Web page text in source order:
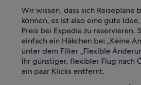
Wir wissen, dass sich Reisepläne
können, es ist also eine gute
Preis bei Expedia zu reservieren.
einfach ein Häkchen bei „Keine
unter dem Filter „Flexible
Ihr günstiger, flexibler Flug nach
ein paar Klicks entfernt.